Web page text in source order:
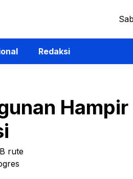
Redaksi
Hampir
rute